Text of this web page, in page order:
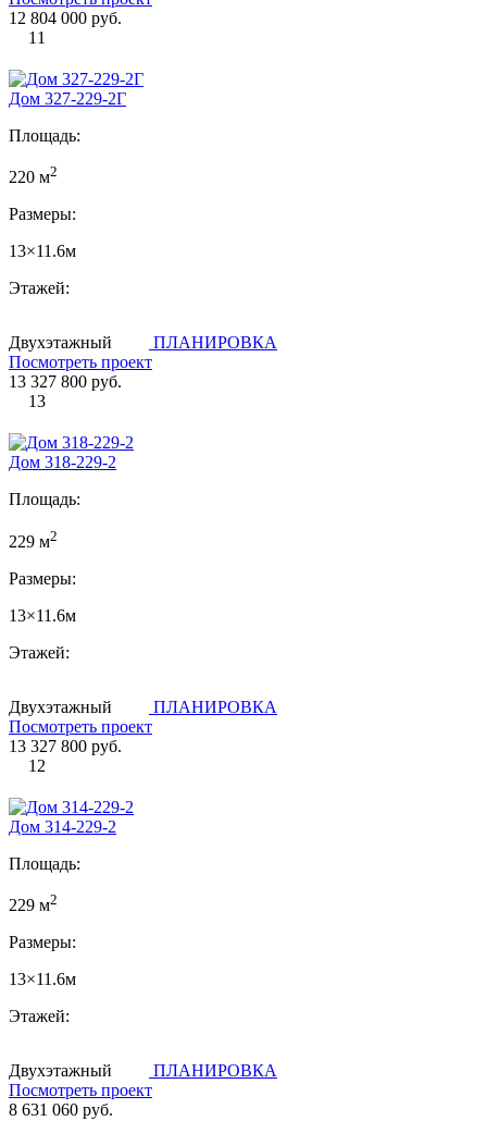
12 804 000 руб.
11
Дом 327-229-2Г
Площадь:
220 м2
Размеры:
13×11.6м
Этажей:
Двухэтажный
ПЛАНИРОВКА
Посмотреть проект
13 327 800 руб.
13
Дом 318-229-2
Площадь:
229 м2
Размеры:
13×11.6м
Этажей:
Двухэтажный
ПЛАНИРОВКА
Посмотреть проект
13 327 800 руб.
12
Дом 314-229-2
Площадь:
229 м2
Размеры:
13×11.6м
Этажей:
Двухэтажный
ПЛАНИРОВКА
Посмотреть проект
8 631 060 руб.